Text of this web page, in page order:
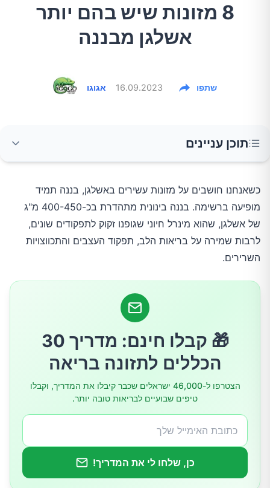
8 מזונות שיש בהם יותר
אשלגן מבננה
אגוגו 16.09.2023 שתפו
תוכן עניינים
לפני שמתחילים, כמה אשלגן אנחנו צריכים ביום?
1.תרד
2.בטטות
7.דגים (למשל, סלמון וטונה)
8.תפוזים ומיץ תפוזים
כשאנחנו חושבים על מזונות עשירים באשלגן, בננה תמיד
מופיעה ברשימה. בננה בינונית מתהדרת בכ-400-450 מ"ג
של אשלגן, שהוא מינרל חיוני שגופנו זקוק לתפקודים שונים,
לרבות שמירה על בריאות הלב, תפקוד העצבים והתכווצויות
השרירים.
🎁 קבלו חינם: מדריך 30
הכללים לתזונה בריאה
הצטרפו ל-46,000 ישראלים שכבר קיבלו את המדריך, וקבלו
טיפים שבועיים לבריאות טובה יותר.
כן, שלחו לי את המדריך!